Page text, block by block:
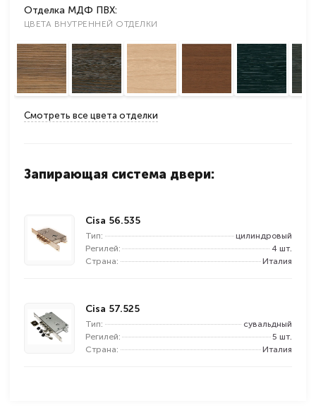
Отделка МДФ ПВХ:
ЦВЕТА ВНУТРЕННЕЙ ОТДЕЛКИ
Смотреть все цвета отделки
Запирающая система двери:
Cisa 56.535
Тип:
цилиндровый
Регилей:
4 шт.
Страна:
Италия
Cisa 57.525
Тип:
сувальдный
Регилей:
5 шт.
Страна:
Италия